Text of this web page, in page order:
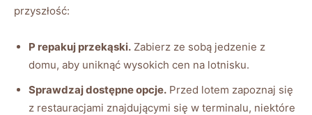
przyszłość:
P repakuj przekąski. Zabierz ze sobą jedzenie z
domu, aby uniknąć wysokich cen na lotnisku.
Sprawdzaj dostępne opcje. Przed lotem zapoznaj się
z restauracjami znajdującymi się w terminalu, niektóre